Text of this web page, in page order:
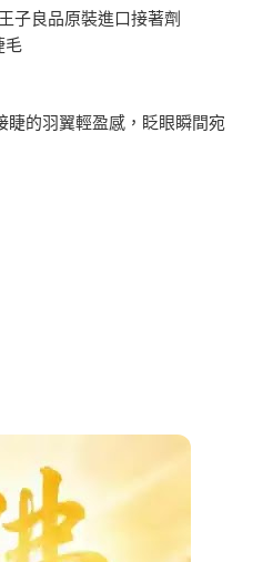
子良品原裝進口接著劑
毛
睫的羽翼輕盈感，眨眼瞬間宛